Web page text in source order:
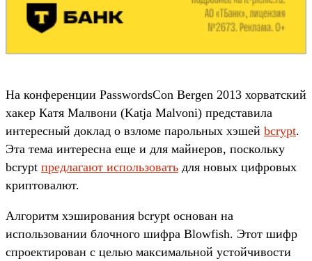
На конференции PasswordsCon Bergen 2013 хорватский
хакер Катя Малвони (Katja Malvoni) представила
интересный доклад о взломе парольных хэшей bcrypt.
Эта тема интересна еще и для майнеров, поскольку
bcrypt предлагают использовать для новых цифровых
криптовалют.
Алгоритм хэширования bcrypt основан на
использовании блочного шифра Blowfish. Этот шифр
спроектирован с целью максимальной устойчивости